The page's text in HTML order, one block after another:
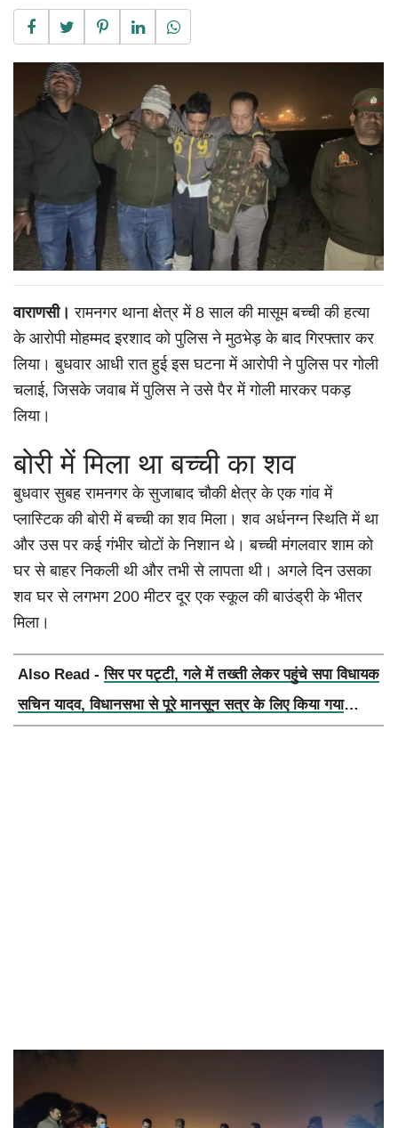
वाराणसी।रामनगर थाना क्षेत्र में 8 साल की मासूम बच्ची की हत्या
के आरोपी मोहम्मद इरशाद को पुलिस ने मुठभेड़ के बाद गिरफ्तार कर
लिया। बुधवार आधी रात हुई इस घटना में आरोपी ने पुलिस पर गोली
चलाई, जिसके जवाब में पुलिस ने उसे पैर में गोली मारकर पकड़
लिया।
बोरी में मिला था बच्ची का शव
बुधवार सुबह रामनगर के सुजाबाद चौकी क्षेत्र के एक गांव में
प्लास्टिक की बोरी में बच्ची का शव मिला। शव अर्धनग्न स्थिति में था
और उस पर कई गंभीर चोटों के निशान थे। बच्ची मंगलवार शाम को
घर से बाहर निकली थी और तभी से लापता थी। अगले दिन उसका
शव घर से लगभग 200 मीटर दूर एक स्कूल की बाउंड्री के भीतर
मिला।
Also Read -सिर पर पट्टी, गले में तख्ती लेकर पहुंचे सपा विधायक
सचिन यादव, विधानसभा से पूरे मानसून सत्र के लिए किया गया